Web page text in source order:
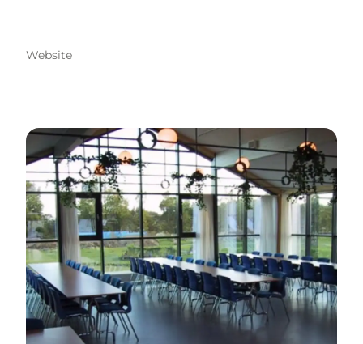
Website